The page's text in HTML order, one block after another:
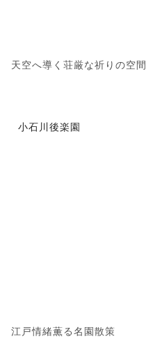
天空へ導く荘厳な祈りの空間
小石川後楽園
江戸情緒薫る名園散策